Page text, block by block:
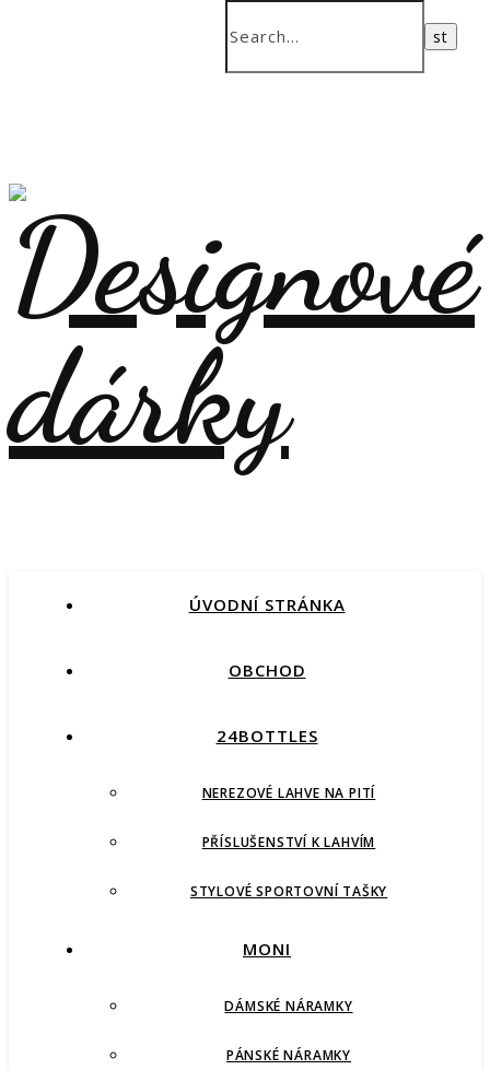
ÚVODNÍ STRÁNKA
OBCHOD
24BOTTLES
NEREZOVÉ LAHVE NA PITÍ
PŘÍSLUŠENSTVÍ K LAHVÍM
STYLOVÉ SPORTOVNÍ TAŠKY
MONI
DÁMSKÉ NÁRAMKY
PÁNSKÉ NÁRAMKY